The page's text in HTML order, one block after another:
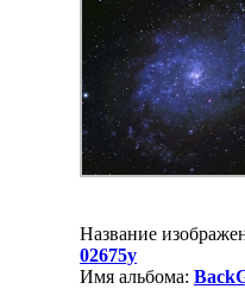
Название
02675y
Имя альбома: